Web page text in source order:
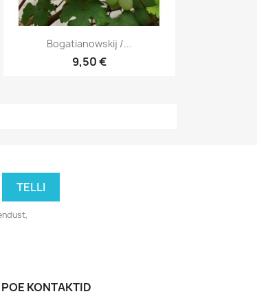
Kiirvaade
Bogatianowskij /...
9,50 €
POE KONTAKTID